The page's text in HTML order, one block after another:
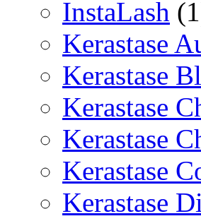
InstaLash
Kerastase
Kerastase
Kerastase
Kerastase
Kerastase
Kerastase